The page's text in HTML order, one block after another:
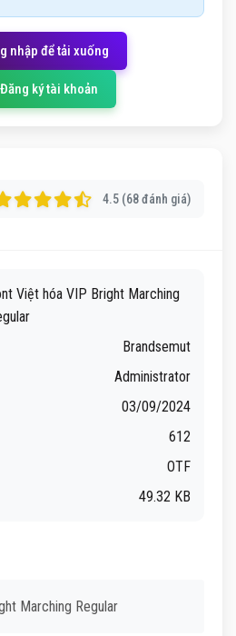
nhập để tải xuống
Đăng ký tài khoản
4.5 (68 đánh giá)
Việt hóa VIP Bright Marching
Brandsemut
Administrator
03/09/2024
612
OTF
49.32 KB
Marching Regular